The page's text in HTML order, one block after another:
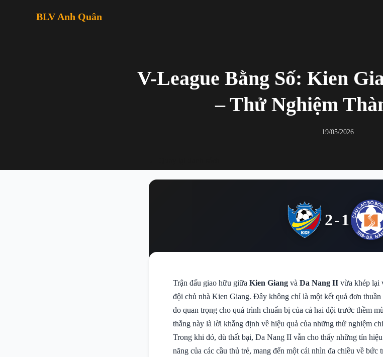
BLV Anh Quân
V-League Bằng Số: Kien
– Thử Nghiệm
19/05/2026
2-1
Trận đấu giao hữu giữa Kien Giang và Da Nang II vừa khép lại
đội chủ nhà Kien Giang. Đây không chỉ là một kết quả đơn
đo quan trọng cho quá trình chuẩn bị của cả hai đội trước thềm
thắng này là lời khẳng định về hiệu quả của những thử nghiệm
Trong khi đó, dù thất bại, Da Nang II vẫn cho thấy những tín
năng của các cầu thủ trẻ, mang đến một cái nhìn đa chiều về